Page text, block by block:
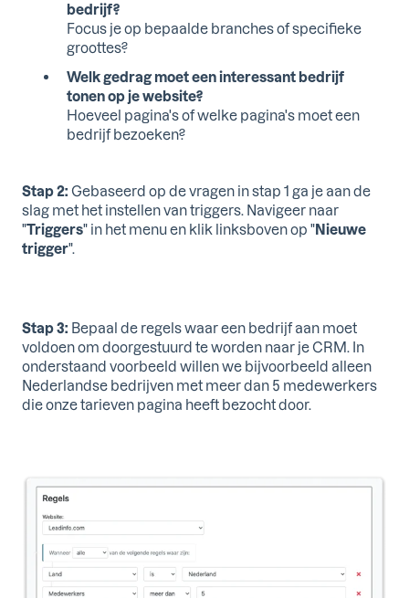
bedrijf?
Focus je op bepaalde branches of specifieke
groottes?
Welk gedrag moet een interessant bedrijf
tonen op je website?
Hoeveel pagina's of welke pagina's moet een
bedrijf bezoeken?
Stap 2: Gebaseerd op de vragen in stap 1 ga je aan de
slag met het instellen van triggers. Navigeer naar
"Triggers" in het menu en klik linksboven op "Nieuwe
trigger".
Stap 3: Bepaal de regels waar een bedrijf aan moet
voldoen om doorgestuurd te worden naar je CRM. In
onderstaand voorbeeld willen we bijvoorbeeld alleen
Nederlandse bedrijven met meer dan 5 medewerkers
die onze tarieven pagina heeft bezocht door.